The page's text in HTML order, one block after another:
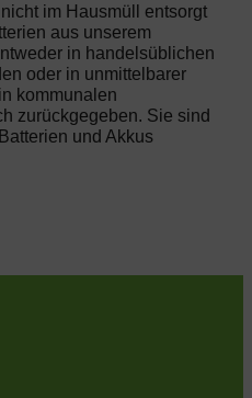
im Hausmüll entsorgt
aus unserem
in handelsüblichen
oder in unmittelbarer
kommunalen
zurückgegeben. Sie sind
und Akkus